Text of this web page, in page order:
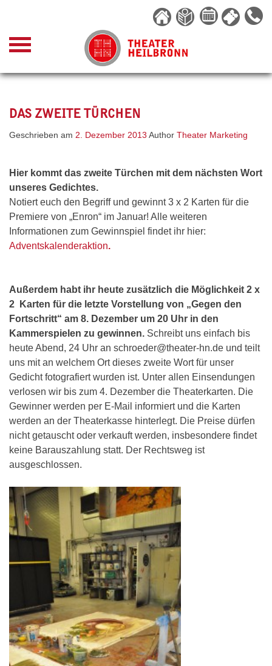
content
DAS ZWEITE TÜRCHEN
Geschrieben am 2. Dezember 2013 Author Theater Marketing
Hier kommt das zweite Türchen mit dem nächsten Wort
unseres Gedichtes.
Notiert euch den Begriff und gewinnt 3 x 2 Karten für die
Premiere von „Enron“ im Januar! Alle weiteren
Informationen zum Gewinnspiel findet ihr hier:
Adventskalenderaktion.
Außerdem habt ihr heute zusätzlich die Möglichkeit 2 x
2 Karten für die letzte Vorstellung von „Gegen den
Fortschritt“ am 8. Dezember um 20 Uhr in den
Kammerspielen zu gewinnen. Schreibt uns einfach bis
heute Abend, 24 Uhr an schroeder@theater-hn.de und teilt
uns mit an welchem Ort dieses zweite Wort für unser
Gedicht fotografiert wurden ist. Unter allen Einsendungen
verlosen wir bis zum 4. Dezember die Theaterkarten. Die
Gewinner werden per E-Mail informiert und die Karten
werden an der Theaterkasse hinterlegt. Die Preise dürfen
nicht getauscht oder verkauft werden, insbesondere findet
keine Barauszahlung statt. Der Rechtsweg ist
ausgeschlossen.